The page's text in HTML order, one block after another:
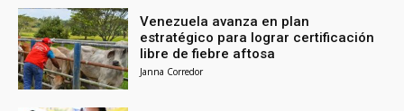
Venezuela avanza en plan
estratégico para lograr certificación
libre de fiebre aftosa
Janna Corredor